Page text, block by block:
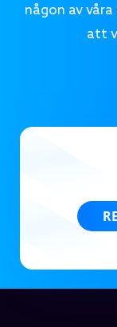
någon av
att